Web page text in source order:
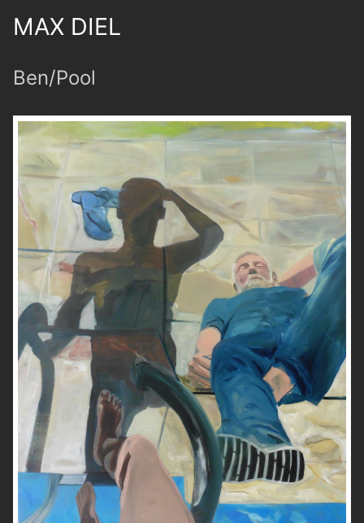
MAX DIEL
Ben/Pool